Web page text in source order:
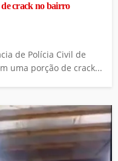
de crack no bairro
de Polícia Civil de
uma porção de crack...